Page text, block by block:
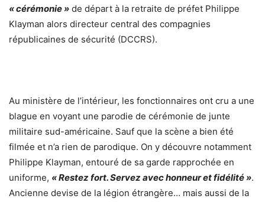
« cérémonie » de départ à la retraite de préfet Philippe
Klayman alors directeur central des compagnies
républicaines de sécurité (DCCRS).
Au ministère de l’intérieur, les fonctionnaires ont cru a une
blague en voyant une parodie de cérémonie de junte
militaire sud-américaine. Sauf que la scène a bien été
filmée et n’a rien de parodique. On y découvre notamment
Philippe Klayman, entouré de sa garde rapprochée en
uniforme, « Restez fort. Servez avec honneur et fidélité ».
Ancienne devise de la légion étrangère… mais aussi de la